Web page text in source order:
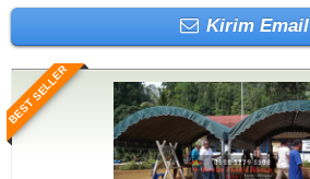
Kirim Email
BEST SELLER